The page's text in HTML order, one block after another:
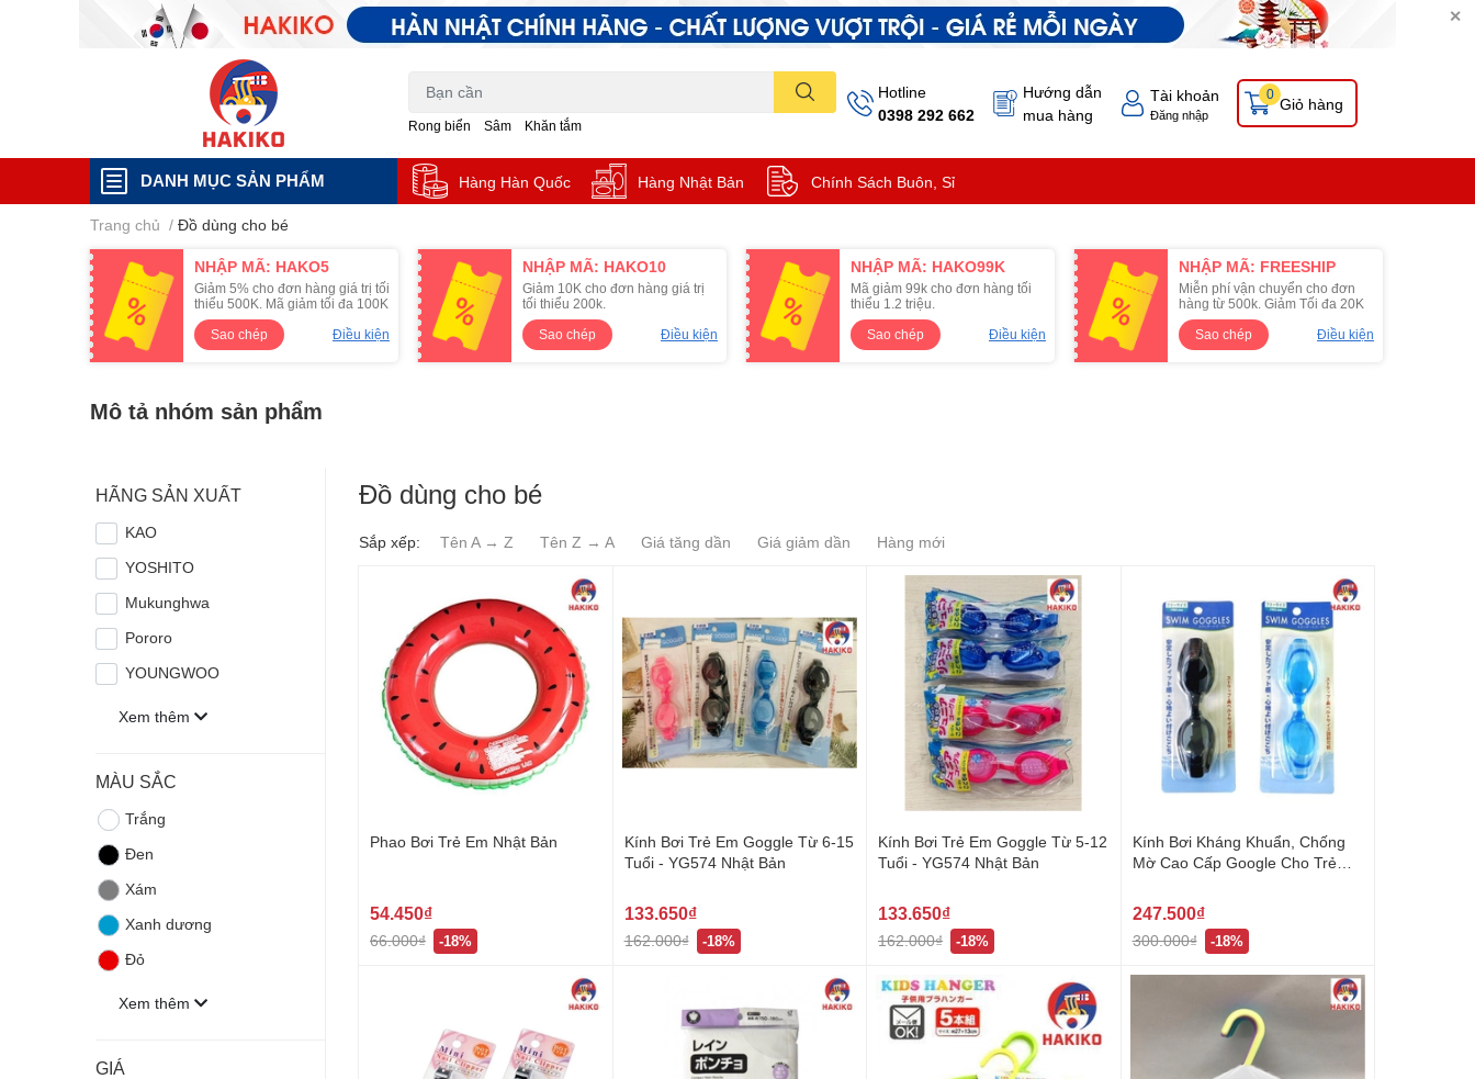
✕
Rong biển Sâm Khăn tắm
Hotline
0398 292 662
Hướng dẫn
mua hàng
Tài khoản
Đăng nhập
Giỏ hàng
0
DANH MỤC SẢN PHẨM Hàng Hàn Quốc Hàng Nhật Bản Chính Sách Buôn, Sỉ
Trang chủ / Đồ dùng cho bé
NHẬP MÃ: HAKO5
Giảm 5% cho đơn hàng giá trị tối
thiểu 500K. Mã giảm tối đa 100K
Sao chép
Điều kiện
NHẬP MÃ: HAKO10
Giảm 10K cho đơn hàng giá trị
tối thiểu 200k.
Sao chép
Điều kiện
NHẬP MÃ: HAKO99K
Mã giảm 99k cho đơn hàng tối
thiểu 1.2 triệu.
Sao chép
Điều kiện
NHẬP MÃ: FREESHIP
Miễn phí vận chuyển cho đơn
hàng từ 500k. Giảm Tối đa 20K
Sao chép
Điều kiện
Mô tả nhóm sản phẩm
HÃNG SẢN XUẤT
KAO
YOSHITO
Mukunghwa
Pororo
YOUNGWOO
Xem thêm
MÀU SẮC
Trắng
Đen
Xám
Xanh dương
Đỏ
Xem thêm
GIÁ
Đồ dùng cho bé
Sắp xếp: Tên A → Z Tên Z → A Giá tăng dần Giá giảm dần Hàng mới
Phao Bơi Trẻ Em Nhật Bản
54.450₫
66.000₫ -18%
Kính Bơi Trẻ Em Goggle Từ 6-15
Tuổi - YG574 Nhật Bản
133.650₫
162.000₫ -18%
Kính Bơi Trẻ Em Goggle Từ 5-12
Tuổi - YG574 Nhật Bản
133.650₫
162.000₫ -18%
Kính Bơi Kháng Khuẩn, Chống
Mờ Cao Cấp Google Cho Trẻ
247.500₫
300.000₫ -18%